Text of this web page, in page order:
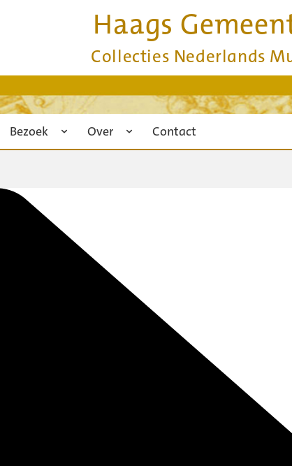
Haags
Collecties Nederlands
Bezoek Over Contact